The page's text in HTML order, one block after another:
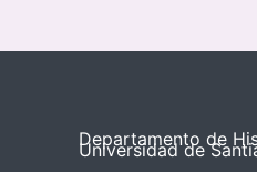
Departamento de
Universidad de